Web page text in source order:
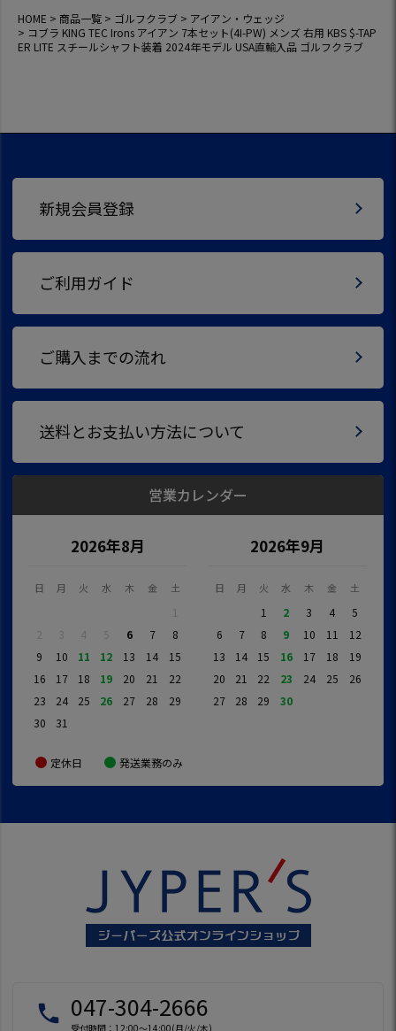
HOME 商品一覧 ゴルフクラブ
アイアン・ウェッジ
コブラ KING TEC Irons アイアン 7本セット(4I-PW) メンズ 右用 KBS $-TAP
ER LITE スチールシャフト装着 2024年モデル USA直輸入品 ゴルフクラブ
新規会員登録
ご利用ガイド
ご購入までの流れ
送料とお支払い方法について
営業カレンダー
2026年8月
日 月 火 水 木 金 土
1
2
3 4 5 6 7
8
9
10 11 12 13 14
15
16
17 18 19 20 21
22
23
24 25 26 27 28
29
30
31
2026年9月
日 月 火 水 木 金 土
1 2 3 4
5
6
7 8 9 10 11
12
13
14 15 16 17 18
19
20
21 22 23 24 25
26
27
28 29 30
定休日 発送業務のみ
local_phone 047-304-2666
受付時間：12:00～14:00(月/火/木)